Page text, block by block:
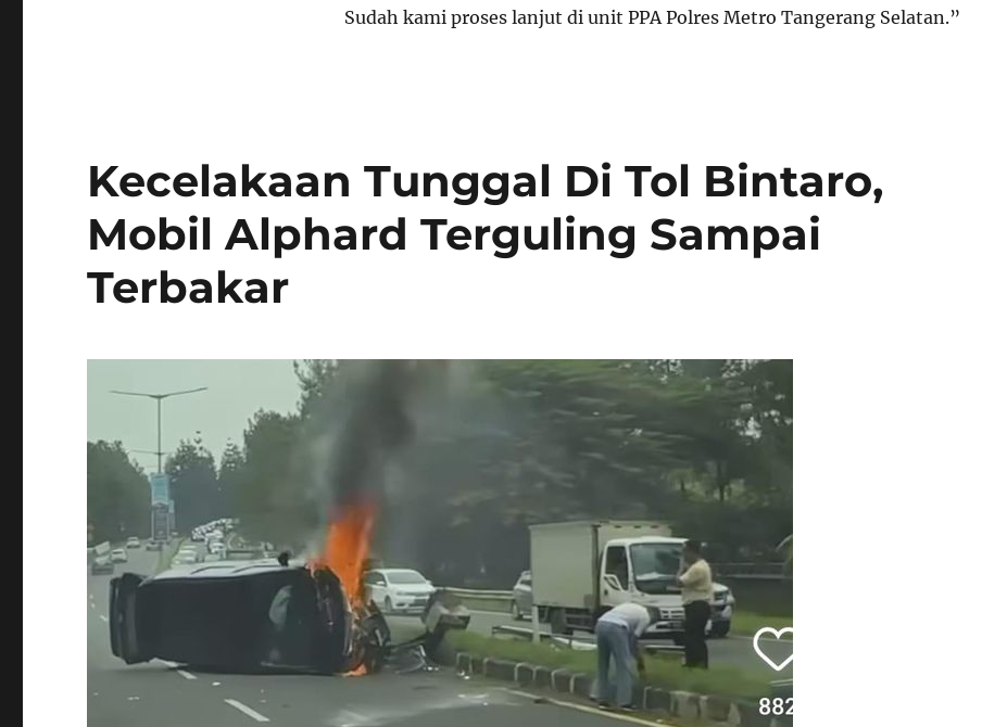
Sudah kami proses lanjut di unit PPA Polres Metro Tangerang Selatan.”
Kecelakaan Tunggal Di Tol Bintaro,
Mobil Alphard Terguling Sampai
Terbakar